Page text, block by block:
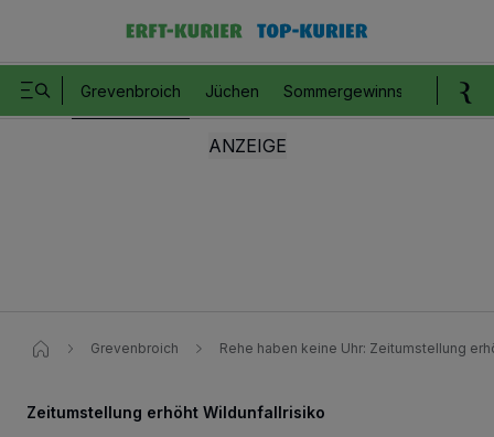
Grevenbroich Jüchen Sommergewinnspiel
Grevenbroich Rehe haben keine Uhr: Zeitumstellung
Zeitumstellung erhöht Wildunfallrisiko